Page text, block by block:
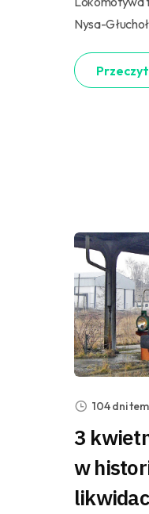
Nysa-
104 dni
3
w